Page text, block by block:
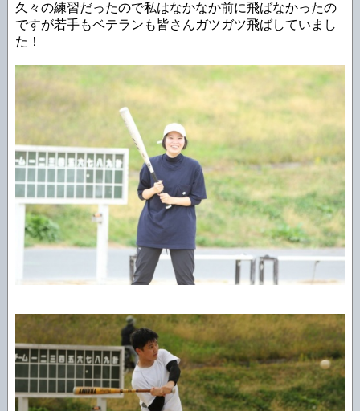
久々の練習だったので私はなかなか前に飛ばなかったの
ですが若手もベテランも皆さんガツガツ飛ばしていまし
た！